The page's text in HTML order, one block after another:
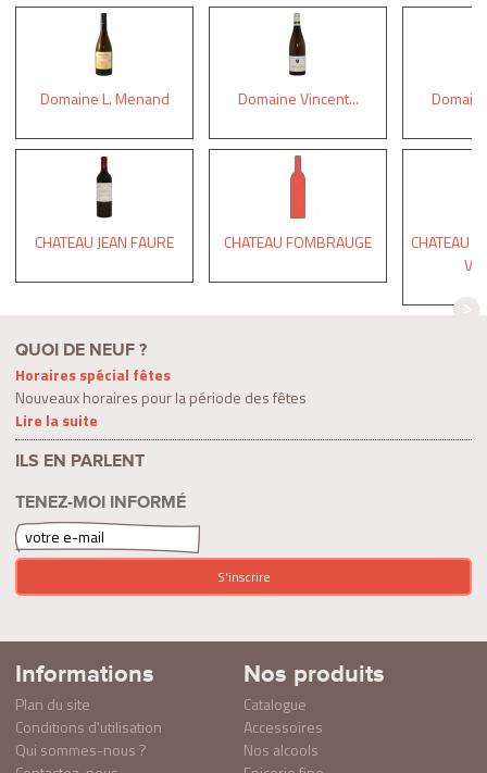
Domaine L. Menand Domaine Vincent...
CHATEAU JEAN FAURE CHATEAU FOMBRAUGE
CHATEAU
QUOI DE NEUF ?
Horaires spécial fêtes
Nouveaux horaires pour la période des fêtes
Lire la suite
ILS EN PARLENT
TENEZ-MOI INFORMÉ
Informations
Plan du site
Conditions d'utilisation
Qui sommes-nous ?
Nos produits
Catalogue
Accessoires
Nos alcools